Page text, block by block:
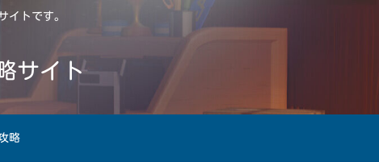
イトです。
サイト
略